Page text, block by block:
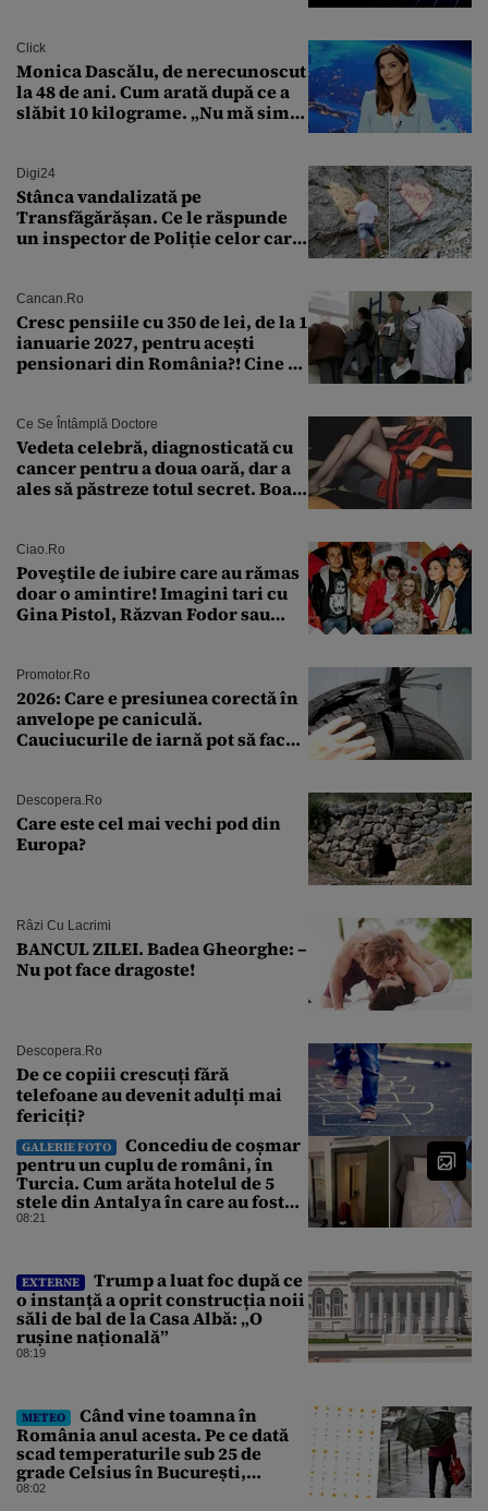
Click
Monica Dascălu, de nerecunoscut
la 48 de ani. Cum arată după ce a
slăbit 10 kilograme. „Nu mă simt
Digi24
Stânca vandalizată pe
Transfăgărășan. Ce le răspunde
un inspector de Poliție celor care
Cancan.ro
Cresc pensiile cu 350 de lei, de la 1
ianuarie 2027, pentru acești
pensionari din România?! Cine se
Ce Se Întâmplă Doctore
Vedeta celebră, diagnosticată cu
cancer pentru a doua oară, dar a
ales să păstreze totul secret. Boala
Ciao.ro
Poveştile de iubire care au rămas
doar o amintire! Imagini tari cu
Gina Pistol, Răzvan Fodor sau
Promotor.ro
2026: Care e presiunea corectă în
anvelope pe caniculă.
Cauciucurile de iarnă pot să facă
Descopera.ro
Care este cel mai vechi pod din
Europa?
Râzi Cu Lacrimi
BANCUL ZILEI. Badea Gheorghe: –
Nu pot face dragoste!
Descopera.ro
De ce copiii crescuți fără
telefoane au devenit adulți mai
fericiți?
GALERIE FOTO
Concediu de coșmar
pentru un cuplu de români, în
Turcia. Cum arăta hotelul de 5
stele din Antalya în care au fost
cazați
08:21
EXTERNE
Trump a luat foc după ce
o instanță a oprit construcția noii
săli de bal de la Casa Albă: „O
rușine națională”
08:19
METEO
Când vine toamna în
România anul acesta. Pe ce dată
scad temperaturile sub 25 de
grade Celsius în București,
potrivit meteorologilor
08:02